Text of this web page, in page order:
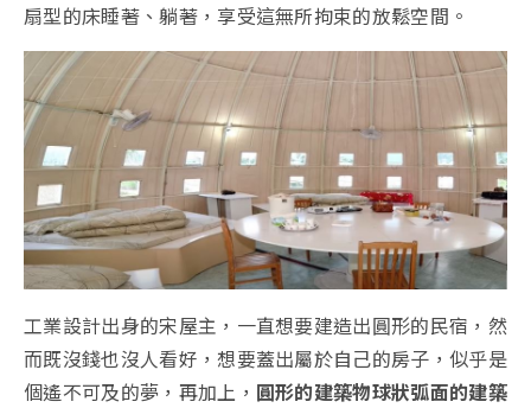
扇型的床睡著、躺著，享受這無所拘束的放鬆空間。
工業設計出身的宋屋主，一直想要建造出圓形的民宿，然
而既沒錢也沒人看好，想要蓋出屬於自己的房子，似乎是
個遙不可及的夢，再加上， 圓形的建築物球狀弧面的建築